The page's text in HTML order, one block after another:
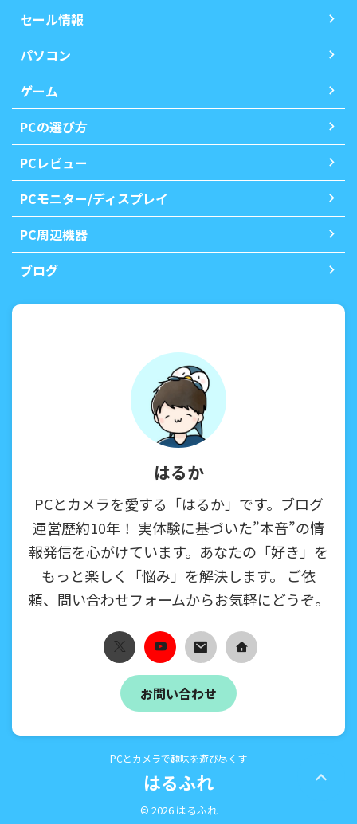
セール情報
パソコン
ゲーム
PCの選び方
PCレビュー
PCモニター/ディスプレイ
PC周辺機器
ブログ
はるか
PCとカメラを愛する「はるか」です。ブログ
運営歴約10年！ 実体験に基づいた”本音”の情
報発信を心がけています。あなたの「好き」を
もっと楽しく「悩み」を解決します。 ご依
頼、問い合わせフォームからお気軽にどうぞ。
お問い合わせ
PCとカメラで趣味を遊び尽くす
はるふれ
© 2026 はるふれ